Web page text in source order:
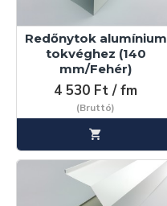
Redőnytok alumínium
tokvéghez (140
mm/Fehér)
4 530 Ft / fm
(Bruttó)